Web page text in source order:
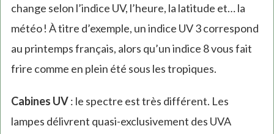
change selon l’indice UV, l’heure, la latitude et… la
météo ! À titre d’exemple, un indice UV 3 correspond
au printemps français, alors qu’un indice 8 vous fait
frire comme en plein été sous les tropiques.
Cabines UV: le spectre est très différent. Les
lampes délivrent quasi-exclusivement des UVA